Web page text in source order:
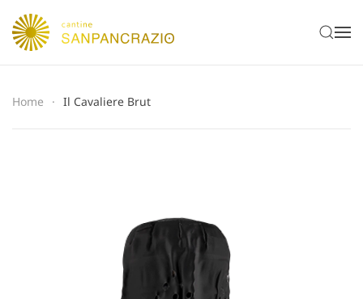
Home Il Cavaliere Brut